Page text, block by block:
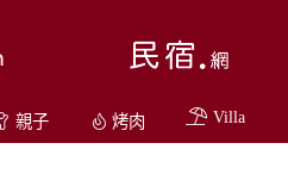
親子 烤肉 Villa